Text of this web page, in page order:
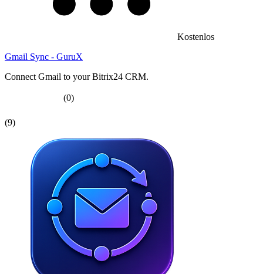
Kostenlos
Gmail Sync - GuruX
Connect Gmail to your Bitrix24 CRM.
(0)
(9)